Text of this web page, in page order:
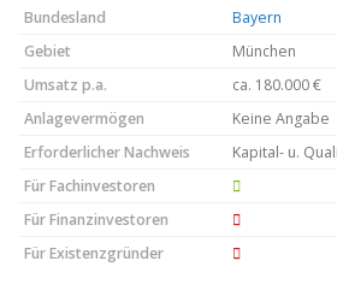
Bundesland
Bayern
Gebiet
München
Umsatz p.a.
ca. 180.000 €
Anlagevermögen
Keine Angabe
Erforderlicher Nachweis
Kapital- u.
Für Fachinvestoren
Für Finanzinvestoren
Für Existenzgründer